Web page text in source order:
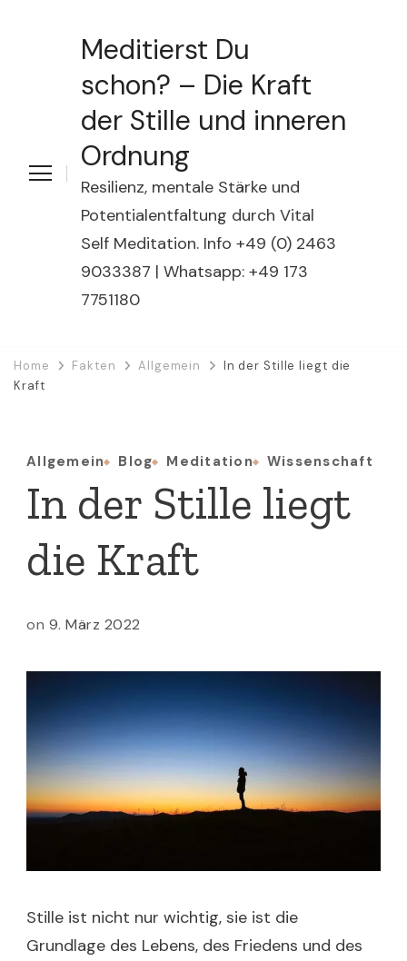
Meditierst Du
schon? – Die Kraft
der Stille und inneren
Ordnung
Resilienz, mentale Stärke und
Potentialentfaltung durch Vital
Self Meditation. Info +49 (0) 2463
9033387 | Whatsapp: +49 173
7751180
Home Fakten Allgemein
In der Stille liegt die
Kraft
Allgemein Blog Meditation Wissenschaft
In der Stille liegt
die Kraft
on 9. März 2022
Stille ist nicht nur wichtig, sie ist die
Grundlage des Lebens, des Friedens und des